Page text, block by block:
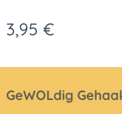
3,95 €
GeWOLdig